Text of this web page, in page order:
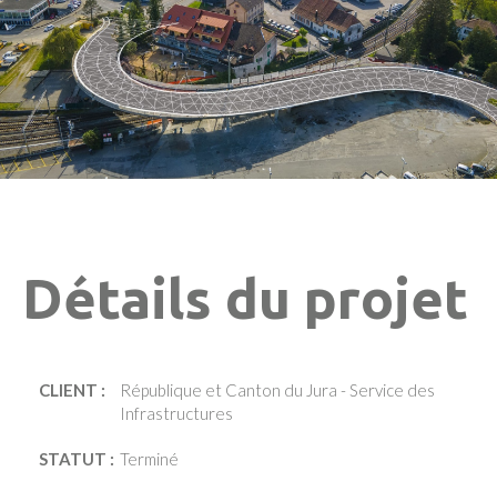
Détails du projet
CLIENT :
République et Canton du Jura - Service des
Infrastructures
STATUT : Terminé